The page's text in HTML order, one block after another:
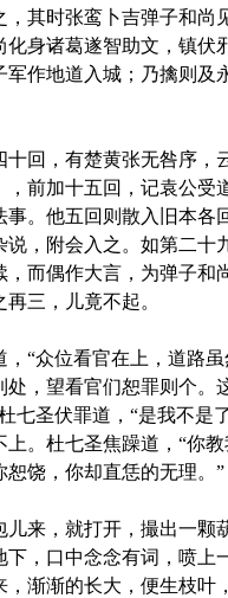
其时张鸾卜吉弹子和尚
身诸葛遂智助文，镇伏
作地道入城；乃擒则及
，有楚黄张无咎序，
前加十五回，记袁公受
。他五回则散入旧本各
，附会入之。如第二十
而偶作大言，为弹子和
三，儿竟不起。
“众位看官在上，道路虽
，望看官们恕罪则个。
七圣伏罪道，“是我不是
。杜七圣焦躁道，“你
饶，你却直恁的无理。”
来，就打开，撮出一颗
，口中念念有词，喷上
渐渐的长大，便生枝叶